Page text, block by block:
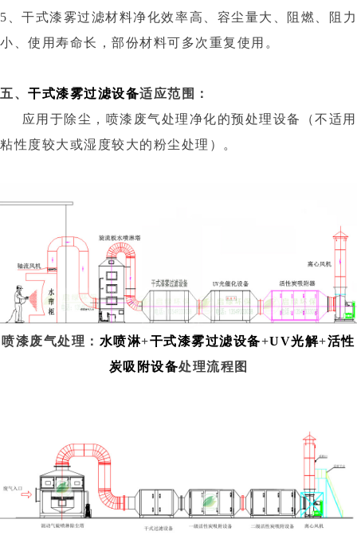
5、干式漆雾过滤材料净化效率高、容尘量大、阻燃、阻力
小、使用寿命长，部份材料可多次重复使用。
五、 干式漆雾过滤设备适应范围：
应用于除尘，喷漆废气处理净化的预处理设备（不适用
粘性度较大或湿度较大的粉尘处理）。
喷漆废气处理： 水喷淋+干式漆雾过滤设备+UV光解+活性
炭吸附设备处理流程图